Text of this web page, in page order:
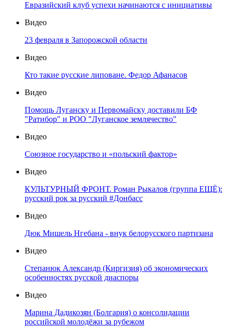
Евразийский клуб успехи начинаются с инициативы
Видео
23 февраля в Запорожской области
Видео
Кто такие русские липоване. Федор Афанасов
Видео
Помощь Луганску и Первомайску доставили БФ
"Ратибор" и РОО "Луганское землячество"
Видео
Союзное государство и «польский фактор»
Видео
КУЛЬТУРНЫЙ ФРОНТ. Роман Рыкалов (группа ЕЩЁ):
русский рок за русский #Донбасс
Видео
Дюк Мишель Нгебана - внук белорусского партизана
Видео
Степанюк Александр (Киргизия) об экономических
особенностях русской диаспоры
Видео
Марина Дадикозян (Болгария) о консолидации
российской молодёжи за рубежом